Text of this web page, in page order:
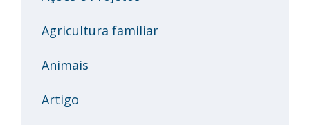
Agricultura familiar
Animais
Artigo